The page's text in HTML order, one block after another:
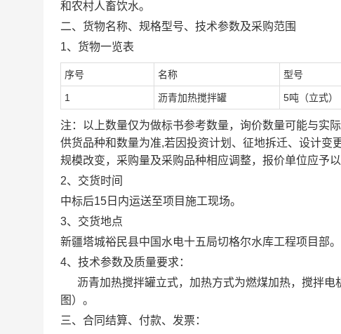
和农村人畜饮水。
二、货物名称、规格型号、技术参数及采购范围
1、货物一览表
序号 名称 型号
1 沥青加热搅拌罐 5吨（立式）
注：以上数量仅为做标书参考数量，询价数量可能与实
供货品种和数量为准,若因投资计划、征地拆迁、设计变
规模改变，采购量及采购品种相应调整，报价单位应予
2、交货时间
中标后15日内运送至项目施工现场。
3、交货地点
新疆塔城裕民县中国水电十五局切格尔水库工程项目部。
4、技术参数及质量要求：
沥青加热搅拌罐立式，加热方式为燃煤加热，搅拌
图）。
三、合同结算、付款、发票：